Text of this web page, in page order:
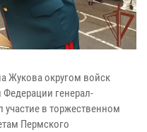
Жукова округом войск
генерал-
в торжественном
Пермского